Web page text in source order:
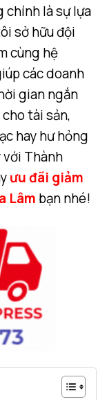
chính là sự lựa
sở hữu đội
cùng hệ
các doanh
gian ngắn
tài sản,
hay hư hỏng
với Thành
ưu đãi giảm
Lâm bạn nhé!